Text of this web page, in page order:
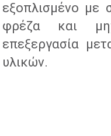
εξοπλισμένο με
φρέζα και
επεξεργασία
υλικών.